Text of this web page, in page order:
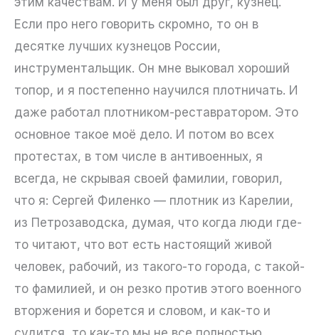
Если про него говорить скромно, то он в
десятке лучших кузнецов России,
инструментальщик. Он мне выковал хороший
топор, и я постепенно научился плотничать. И
даже работал плотником-реставратором. Это
основное такое моё дело. И потом во всех
протестах, в том числе в антивоенных, я
всегда, не скрывая своей фамилии, говорил,
что я: Сергей Филенко — плотник из Карелии,
из Петрозаводска, думая, что когда люди где-
то читают, что вот есть настоящий живой
человек, рабочий, из такого-то города, с такой-
то фамилией, и он резко против этого военного
вторжения и борется и словом, и как-то и